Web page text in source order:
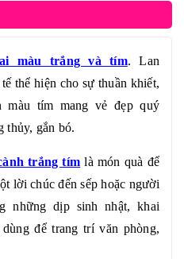
màu trắng và tím. Lan
thể hiện cho sự thuần khiết,
màu tím mang vẻ đẹp quý
thủy, gắn bó.
trắng tím là món quà để
lời chúc đến sếp hoặc người
những dịp sinh nhật, khai
để trang trí văn phòng,